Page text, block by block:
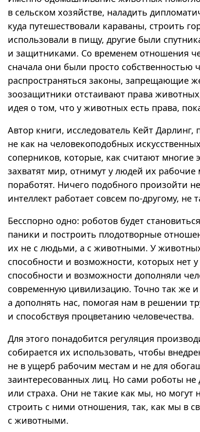
в сельском хозяйстве, наладить
куда путешествовали караваны, строить
использовали в пищу, другие были
и защитниками. Со временем отношения
сначала они были просто собственностью
распространяться законы, запрещающие
зоозащитники отстаивают права
идея о том, что у животных есть права,
Автор книги, исследователь Кейт Дарлинг,
не как на человекоподобных
соперников, которые, как считают многие
захватят мир, отнимут у людей их
поработят. Ничего подобного произойти
интеллект работает совсем по-другому, не
Бесспорно одно: роботов будет
паники и построить плодотворные
их не с людьми, а с животными. У
способности и возможности, которых нет
способности и возможности дополняли
современную цивилизацию. Точно так же
а дополнять нас, помогая нам в решении
и способствуя процветанию человечества.
Для этого понадобится регуляция
собирается их использовать, чтобы
не в ущерб рабочим местам и не для
заинтересованных лиц. Но сами роботы
или страха. Они не такие как мы, но могут
строить с ними отношения, так, как мы в
с животными.